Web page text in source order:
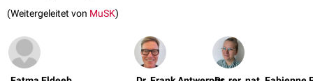
(Weitergeleitet von MuSK)